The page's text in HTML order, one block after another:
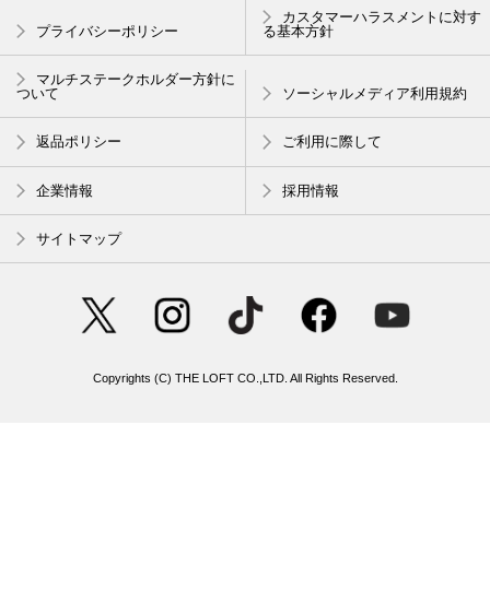
プライバシーポリシー
カスタマーハラスメントに対す
る基本方針
マルチステークホルダー方針に
ついて
ソーシャルメディア利用規約
返品ポリシー ご利用に際して
企業情報 採用情報
サイトマップ
Copyrights (C) THE LOFT CO.,LTD. All Rights Reserved.